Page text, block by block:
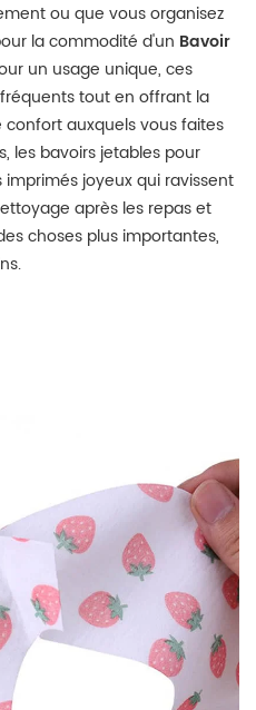
ou que vous organisez
la commodité d'un Bavoir
un usage unique, ces
tout en offrant la
auxquels vous faites
les bavoirs jetables pour
joyeux qui ravissent
après les repas et
choses plus importantes,